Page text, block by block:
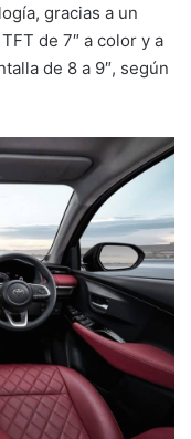
gracias a un
de 7″ a color y a
de 8 a 9″, según